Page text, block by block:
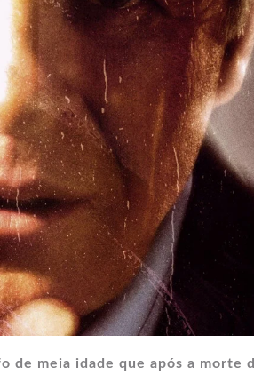
de meia idade que após a morte